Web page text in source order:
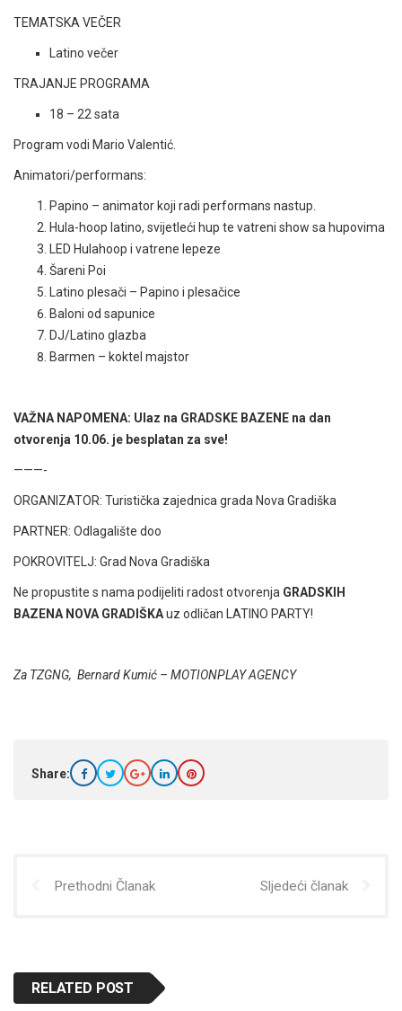
TEMATSKA VEČER
Latino večer
TRAJANJE PROGRAMA
18 – 22 sata
Program vodi Mario Valentić.
Animatori/performans:
Papino – animator koji radi performans nastup.
Hula-hoop latino, svijetleći hup te vatreni show sa hupovima
LED Hulahoop i vatrene lepeze
Šareni Poi
Latino plesači – Papino i plesačice
Baloni od sapunice
DJ/Latino glazba
Barmen – koktel majstor
VAŽNA NAPOMENA: Ulaz na GRADSKE BAZENE na dan
otvorenja 10.06. je besplatan za sve!
———-
ORGANIZATOR: Turistička zajednica grada Nova Gradiška
PARTNER: Odlagalište doo
POKROVITELJ: Grad Nova Gradiška
Ne propustite s nama podijeliti radost otvorenja GRADSKIH
BAZENA NOVA GRADIŠKAuz odličan LATINO PARTY!
Za TZGNG, Bernard Kumić – MOTIONPLAY AGENCY
Share:
Prethodni Članak Sljedeći članak
RELATED POST